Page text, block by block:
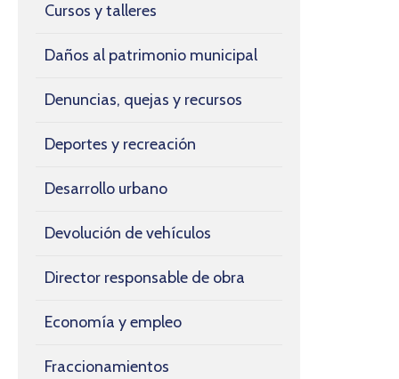
Cursos y talleres
Daños al patrimonio municipal
Denuncias, quejas y recursos
Deportes y recreación
Desarrollo urbano
Devolución de vehículos
Director responsable de obra
Economía y empleo
Fraccionamientos